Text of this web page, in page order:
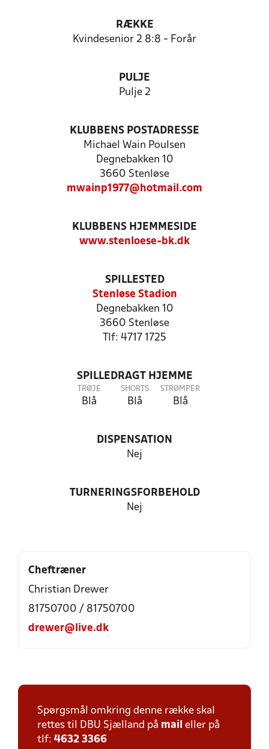
RÆKKE
Kvindesenior 2 8:8 - Forår
PULJE
Pulje 2
KLUBBENS POSTADRESSE
Michael Wain Poulsen
Degnebakken 10
3660 Stenløse
mwainp1977@hotmail.com
KLUBBENS HJEMMESIDE
www.stenloese-bk.dk
SPILLESTED
Stenløse Stadion
Degnebakken 10
3660 Stenløse
Tlf: 4717 1725
SPILLEDRAGT HJEMME
TRØJE
Blå
SHORTS
Blå
STRØMPER
Blå
DISPENSATION
Nej
TURNERINGSFORBEHOLD
Nej
Cheftræner
Christian Drewer
81750700 / 81750700
drewer@live.dk
Spørgsmål omkring denne række skal
rettes til DBU Sjælland på mail eller på
tlf: 4632 3366